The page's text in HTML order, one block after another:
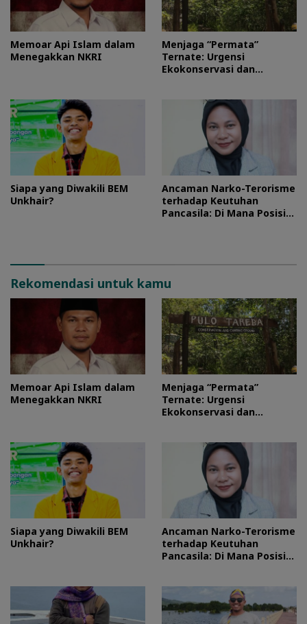
Memoar Api Islam dalam
Menegakkan NKRI
Menjaga “Permata”
Ternate: Urgensi
Ekokonservasi dan
Siapa yang Diwakili BEM
Unkhair?
Ancaman Narko-Terorisme
terhadap Keutuhan
Pancasila: Di Mana Posisi
Rekomendasi untuk kamu
Memoar Api Islam dalam
Menegakkan NKRI
Menjaga “Permata”
Ternate: Urgensi
Ekokonservasi dan
Siapa yang Diwakili BEM
Unkhair?
Ancaman Narko-Terorisme
terhadap Keutuhan
Pancasila: Di Mana Posisi